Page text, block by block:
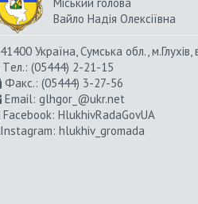
Вайло Надія Олексіївна
41400 Україна, Сумська обл.,
Tел.: (05444) 2-21-15
Факс.: (05444) 3-27-56
Email: glhgor_@ukr.net
Facebook: HlukhivRadaGovUA
Instagram: hlukhiv_gromada